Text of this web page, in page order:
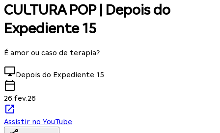
CULTURA POP | Depois do
Expediente 15
É amor ou caso de terapia?
Depois do Expediente 15
26.fev.26
Assistir no YouTube